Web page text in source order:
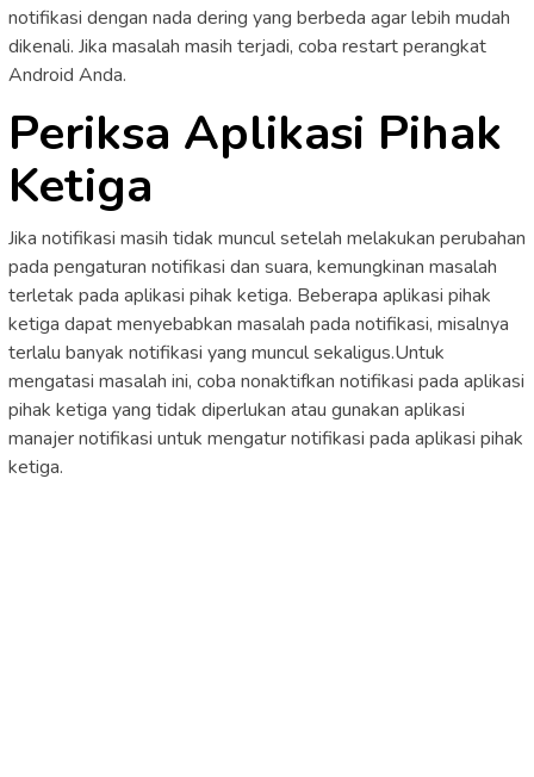
notifikasi dengan nada dering yang berbeda agar lebih mudah
dikenali. Jika masalah masih terjadi, coba restart perangkat
Android Anda.
Periksa Aplikasi Pihak
Ketiga
Jika notifikasi masih tidak muncul setelah melakukan perubahan
pada pengaturan notifikasi dan suara, kemungkinan masalah
terletak pada aplikasi pihak ketiga. Beberapa aplikasi pihak
ketiga dapat menyebabkan masalah pada notifikasi, misalnya
terlalu banyak notifikasi yang muncul sekaligus.Untuk
mengatasi masalah ini, coba nonaktifkan notifikasi pada aplikasi
pihak ketiga yang tidak diperlukan atau gunakan aplikasi
manajer notifikasi untuk mengatur notifikasi pada aplikasi pihak
ketiga.